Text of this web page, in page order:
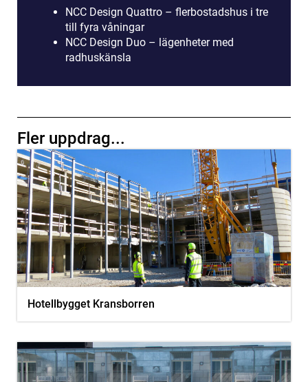
NCC Design Quattro – flerbostadshus i tre
till fyra våningar
NCC Design Duo – lägenheter med
radhuskänsla
Fler uppdrag...
Hotellbygget Kransborren